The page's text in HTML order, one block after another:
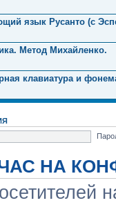
язык Русанто (с
Метод Михайленко.
клавиатура и
НА